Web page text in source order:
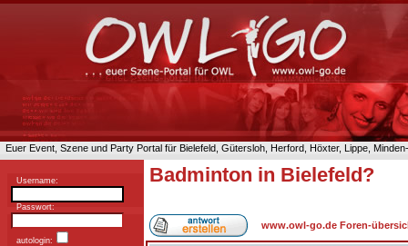
Euer Event, Szene und Party Portal für Bielefeld, Gütersloh, Herford, Höxter, Lippe,
Username:
Passwort:
autologin:
Badminton in Bielefeld?
www.owl-go.de Foren-